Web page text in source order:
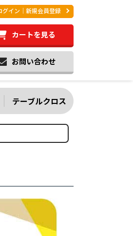
グイン｜新規会員登録
カートを見る
お問い合わせ
テーブルクロス